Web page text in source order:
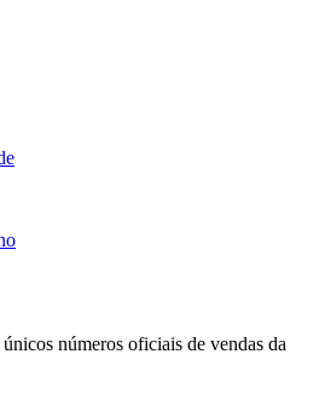
números oficiais de vendas da